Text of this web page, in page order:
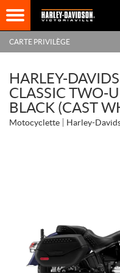
CARTE PRIVILÈGE
HARLEY-
CLASSIC TWO-
BLACK (CAST
Motocyclette Harley-